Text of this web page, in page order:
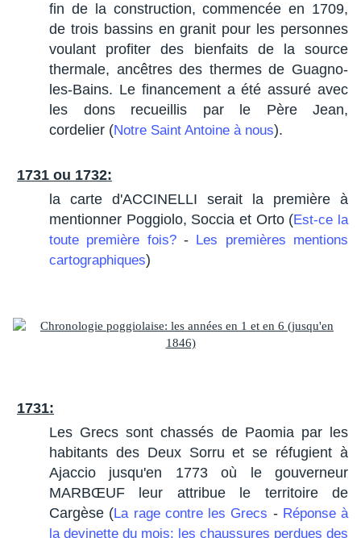
fin de la construction, commencée en 1709,
de trois bassins en granit pour les personnes
voulant profiter des bienfaits de la source
thermale, ancêtres des thermes de Guagno-
les-Bains. Le financement a été assuré avec
les dons recueillis par le Père Jean,
cordelier (Notre Saint Antoine à nous).
1731 ou 1732:
la carte d'ACCINELLI serait la première à
mentionner Poggiolo, Soccia et Orto (Est-ce la
toute première fois?-
Les premières mentions
cartographiques)
1731:
Les Grecs sont chassés de Paomia par les
habitants des Deux Sorru et se réfugient à
Ajaccio jusqu'en 1773 où le gouverneur
MARBŒUF leur attribue le territoire de
Cargèse (La rage contre les Grecs - Réponse à
la devinette du mois: les chaussures perdues des